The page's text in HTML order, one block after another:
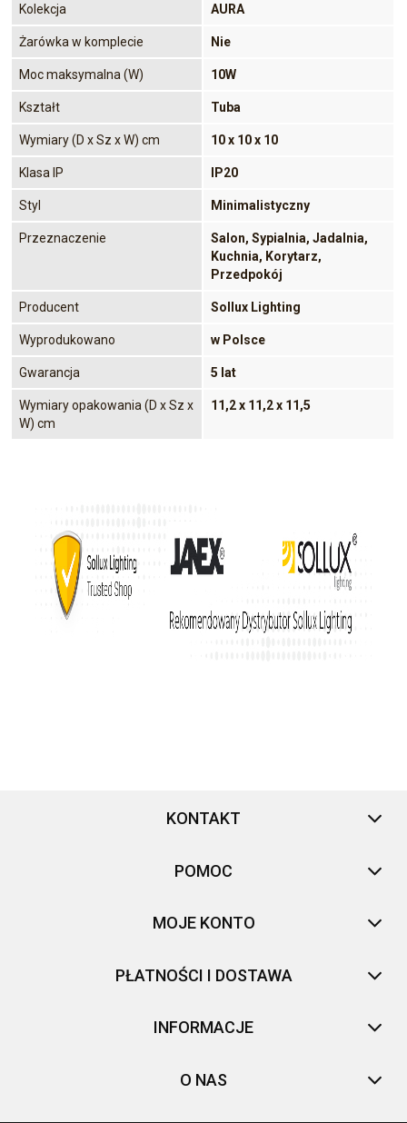
Kolekcja AURA
Żarówka w komplecie Nie
Moc maksymalna (W) 10W
Kształt Tuba
Wymiary (D x Sz x W) cm 10 x 10 x 10
Klasa IP IP20
Styl Minimalistyczny
Przeznaczenie
Salon, Sypialnia, Jadalnia,
Kuchnia, Korytarz,
Przedpokój
Producent Sollux Lighting
Wyprodukowano w Polsce
Gwarancja 5 lat
Wymiary opakowania (D x Sz x
W) cm
11,2 x 11,2 x 11,5
KONTAKT
POMOC
MOJE KONTO
PŁATNOŚCI I DOSTAWA
INFORMACJE
O NAS